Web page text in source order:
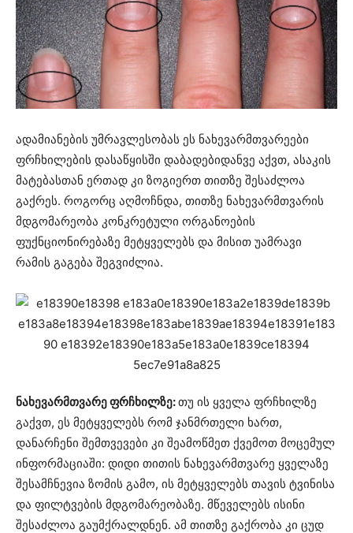
ადამიანების უმრავლესობას ეს ნახევარმთვარეები
ფრჩხილების დასაწყისში დაბადებიდანვე აქვთ, ასაკის
მატებასთან ერთად კი ზოგიერთ თითზე შესაძლოა
გაქრეს. როგორც აღმოჩნდა, თითზე ნახევარმთვარის
მდგომარეობა კონკრეტული ორგანოების
ფუქნციონირებაზე მეტყველებს და მისით უამრავი
რამის გაგება შეგვიძლია.
ნახევარმთვარე ფრჩხილზე:თუ ის ყველა ფრჩხილზე
გაქვთ, ეს მეტყველებს რომ ჯანმრთელი ხართ,
დანარჩენი შემთვევები კი შეამოწმეთ ქვემოთ მოცემულ
ინფორმაციაში: დიდი თითის ნახევარმთვარე ყველაზე
შესამჩნევია ზომის გამო, ის მეტყველებს თავის ტვინისა
და ფილტვების მდგომარეობაზე. მწეველებს ისინი
შესაძლოა გაუმქრალდნენ. ამ თითზე გაქრობა კი ცუდ